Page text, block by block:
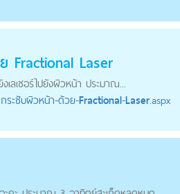
Fractional Laser
เลเซอร์ไปยังผิวหน้า ประมาณ...
ระชับผิวหน้า-ด้วย-Fractional-Laser.aspx